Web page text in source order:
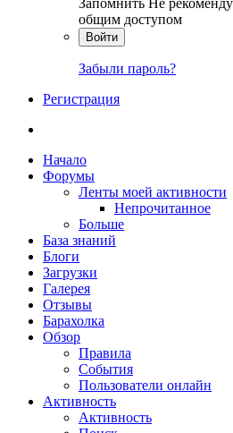
общим доступом
Войти
Забыли пароль?
Регистрация
Начало
Форумы
Ленты моей активности
Непрочитанное
Больше
База знаний
Блоги
Загрузки
Галерея
Отзывы
Барахолка
Обзор
Правила
События
Пользователи онлайн
Активность
Активность